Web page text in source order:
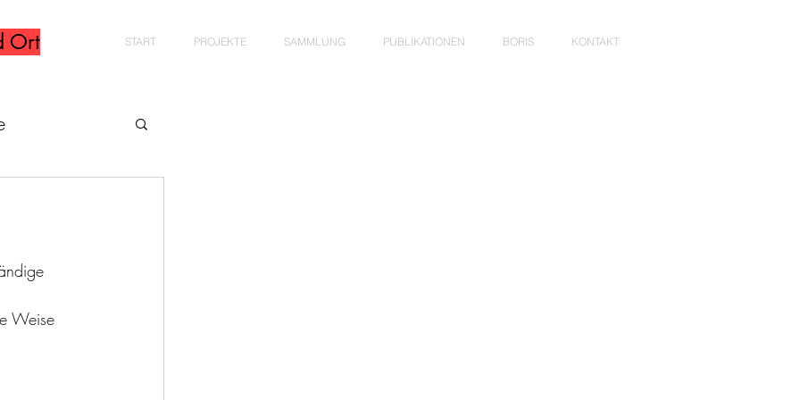
Ort START PROJEKTE SAMMLUNG PUBLIKATIONEN BORIS KONTAKT
Weise